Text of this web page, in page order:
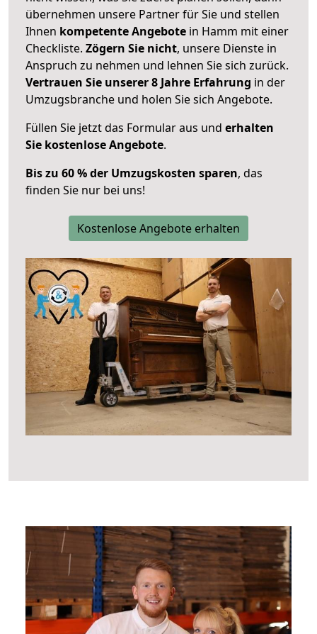
übernehmen unsere Partner für Sie und stellen
Ihnen kompetente Angebote in Hamm mit einer
Checkliste. Zögern Sie nicht, unsere Dienste in
Anspruch zu nehmen und lehnen Sie sich zurück.
Vertrauen Sie unserer 8 Jahre Erfahrung in der
Umzugsbranche und holen Sie sich Angebote.
Füllen Sie jetzt das Formular aus und erhalten
Sie kostenlose Angebote.
Bis zu 60 % der Umzugskosten sparen, das
finden Sie nur bei uns!
Kostenlose Angebote erhalten